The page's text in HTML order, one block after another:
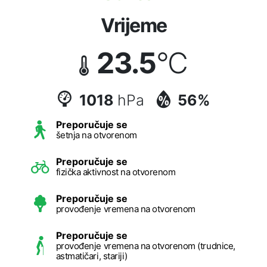
Vrijeme
23.5°C
1018 hPa 56%
Preporučuje se
šetnja na otvorenom
Preporučuje se
fizička aktivnost na otvorenom
Preporučuje se
provođenje vremena na otvorenom
Preporučuje se
provođenje vremena na otvorenom (trudnice,
astmatičari, stariji)